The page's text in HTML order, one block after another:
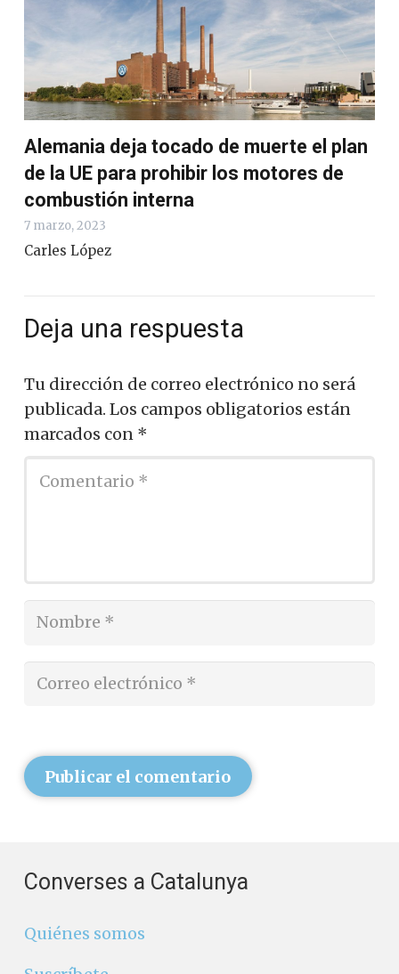
Alemania deja tocado de muerte el plan
de la UE para prohibir los motores de
combustión interna
7 marzo, 2023
Carles López
Deja una respuesta
Tu dirección de correo electrónico no será
publicada. Los campos obligatorios están
marcados con *
Publicar el comentario
Converses a Catalunya
Quiénes somos